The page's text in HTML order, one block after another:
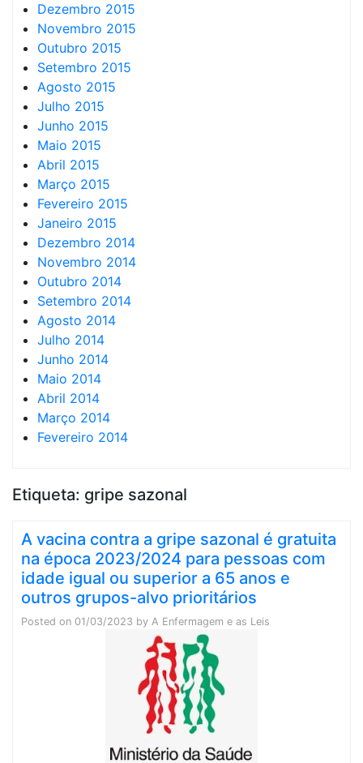
Dezembro 2015
Novembro 2015
Outubro 2015
Setembro 2015
Agosto 2015
Julho 2015
Junho 2015
Maio 2015
Abril 2015
Março 2015
Fevereiro 2015
Janeiro 2015
Dezembro 2014
Novembro 2014
Outubro 2014
Setembro 2014
Agosto 2014
Julho 2014
Junho 2014
Maio 2014
Abril 2014
Março 2014
Fevereiro 2014
Etiqueta: gripe sazonal
A vacina contra a gripe sazonal é gratuita
na época 2023/2024 para pessoas com
idade igual ou superior a 65 anos e
outros grupos-alvo prioritários
Posted on 01/03/2023 by A Enfermagem e as Leis